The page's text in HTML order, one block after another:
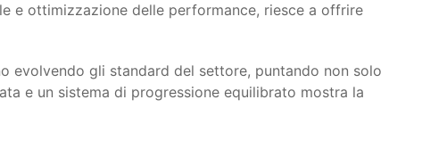
e ottimizzazione delle performance, riesce a offrire
evolvendo gli standard del settore, puntando non solo
e un sistema di progressione equilibrato mostra la